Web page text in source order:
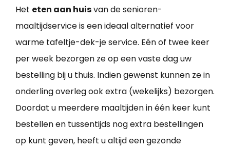
Het eten aan huisvan de senioren-
maaltijdservice is een ideaal alternatief voor
warme tafeltje-dek-je service. Eén of twee keer
per week bezorgen ze op een vaste dag uw
bestelling bij u thuis. Indien gewenst kunnen ze in
onderling overleg ook extra (wekelijks) bezorgen.
Doordat u meerdere maaltijden in één keer kunt
bestellen en tussentijds nog extra bestellingen
op kunt geven, heeft u altijd een gezonde